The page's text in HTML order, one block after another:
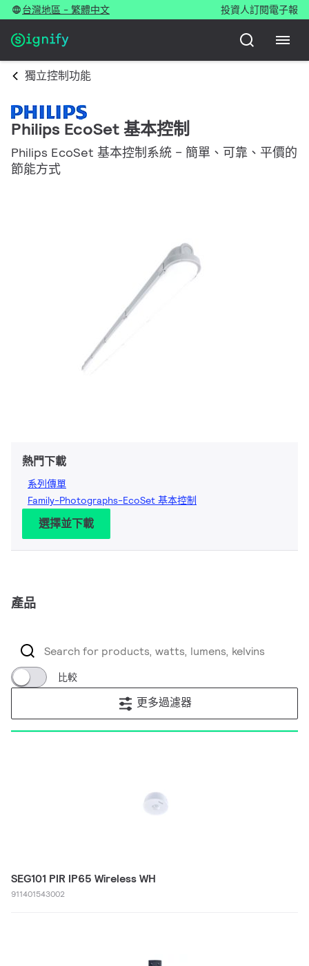
台灣地區 - 繁體中文 投資人訂閱電子報
獨立控制功能
Philips EcoSet 基本控制
Philips EcoSet 基本控制系統 – 簡單、可靠、平價的
節能方式
熱門下載
系列傳單
Family-Photographs-EcoSet 基本控制
選擇並下載
產品
比較
更多過濾器
SEG101 PIR IP65 Wireless WH
911401543002